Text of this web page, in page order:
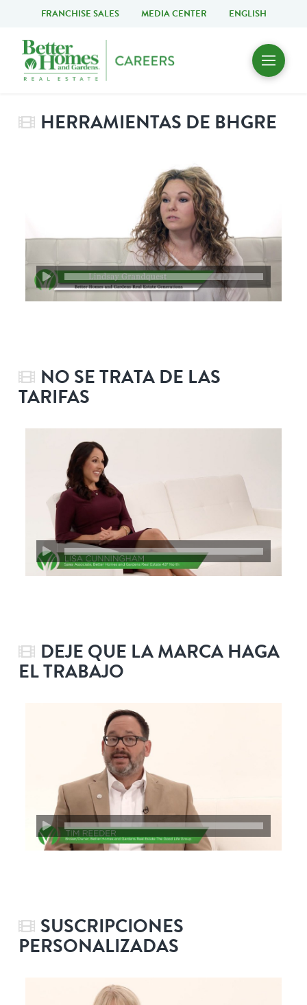
FRANCHISE SALES MEDIA CENTER ENGLISH
HERRAMIENTAS DE BHGRE
NO SE TRATA DE LAS
TARIFAS
DEJE QUE LA MARCA HAGA
EL TRABAJO
SUSCRIPCIONES
PERSONALIZADAS